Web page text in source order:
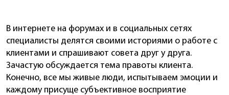
В интернете на форумах и в социальных сетях
специалисты делятся своими историями о работе с
клиентами и спрашивают совета друг у друга.
Зачастую обсуждается тема правоты клиента.
Конечно, все мы живые люди, испытываем эмоции и
каждому присуще субъективное восприятие